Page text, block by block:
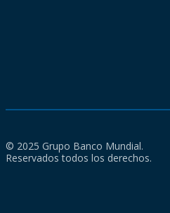
© 2025 Grupo Banco Mundial.
Reservados todos los derechos.